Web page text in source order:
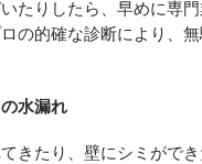
たりしたら、早めに専
の的確な診断により、
水漏れ
きたり、壁にシミがで